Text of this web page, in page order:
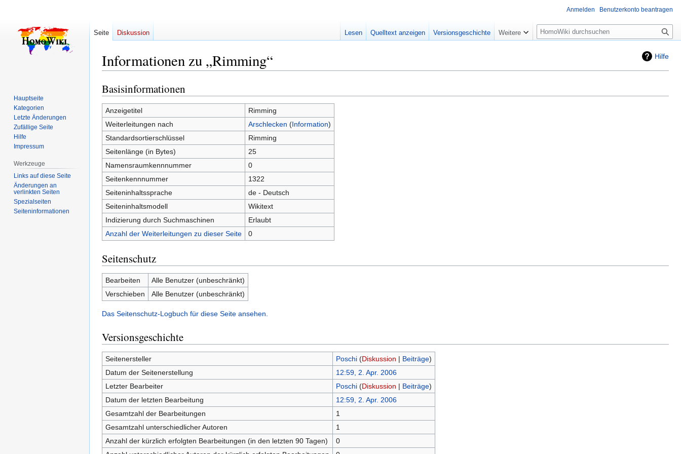
Hilfe
Informationen zu „Rimming“
Zur
Navigation
springen
Zur
Suche
springen
Basisinformationen
Anzeigetitel
Rimming
Weiterleitungen nach
Arschlecken (Information)
Standardsortierschlüssel
Rimming
Seitenlänge (in Bytes)
25
Namensraumkennnummer
0
Seitenkennnummer
1322
Seiteninhaltssprache
de - Deutsch
Seiteninhaltsmodell
Wikitext
Indizierung durch Suchmaschinen
Erlaubt
Anzahl der Weiterleitungen zu dieser Seite
0
Seitenschutz
Bearbeiten
Alle Benutzer (unbeschränkt)
Verschieben
Alle Benutzer (unbeschränkt)
Das Seitenschutz-Logbuch für diese Seite ansehen.
Versionsgeschichte
Seitenersteller Poschi (Diskussion | Beiträge)
Datum der Seitenerstellung
12:59, 2. Apr. 2006
Letzter Bearbeiter
Poschi (Diskussion | Beiträge)
Datum der letzten Bearbeitung
12:59, 2. Apr. 2006
Gesamtzahl der Bearbeitungen
1
Gesamtzahl unterschiedlicher Autoren
1
Anzahl der kürzlich erfolgten Bearbeitungen (in den letzten 90 Tagen)
0
Anmelden Benutzerkonto beantragen
Seite Diskussion Lesen Quelltext anzeigen Versionsgeschichte Weitere
Suche
Hauptseite
Kategorien
Letzte Änderungen
Zufällige Seite
Hilfe
Impressum
Werkzeuge
Links auf diese Seite
Änderungen an
verlinkten Seiten
Spezialseiten
Seiten­­informationen